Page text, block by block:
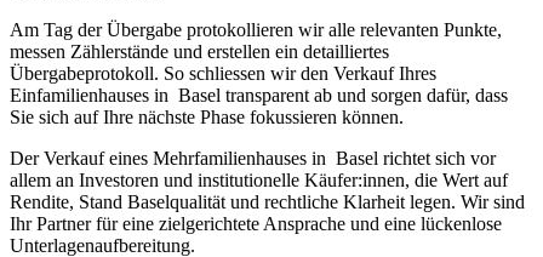
Am Tag der Übergabe protokollieren wir alle relevanten Punkte,
messen Zählerstände und erstellen ein detailliertes
Übergabeprotokoll. So schliessen wir den Verkauf Ihres
Einfamilienhauses in Basel transparent ab und sorgen dafür, dass
Sie sich auf Ihre nächste Phase fokussieren können.
Der Verkauf eines Mehrfamilienhauses in Basel richtet sich vor
allem an Investoren und institutionelle Käufer:innen, die Wert auf
Rendite, Stand Baselqualität und rechtliche Klarheit legen. Wir sind
Ihr Partner für eine zielgerichtete Ansprache und eine lückenlose
Unterlagenaufbereitung.